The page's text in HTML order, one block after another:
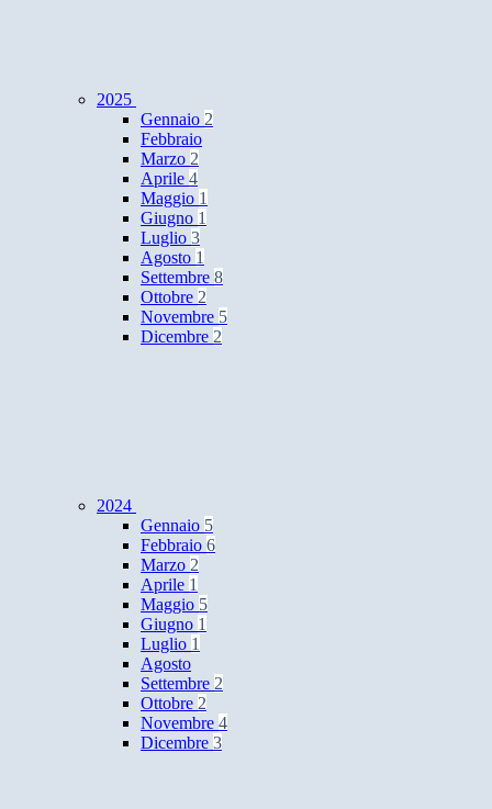
2025
Gennaio 2
Febbraio
Marzo 2
Aprile 4
Maggio 1
Giugno 1
Luglio 3
Agosto 1
Settembre 8
Ottobre 2
Novembre 5
Dicembre 2
2024
Gennaio 5
Febbraio 6
Marzo 2
Aprile 1
Maggio 5
Giugno 1
Luglio 1
Agosto
Settembre 2
Ottobre 2
Novembre 4
Dicembre 3